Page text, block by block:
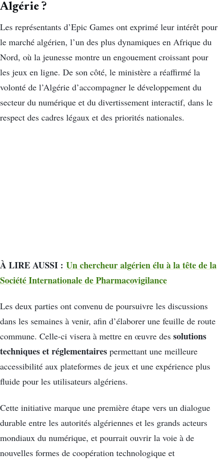
Algérie ?
Les représentants d’Epic Games ont exprimé leur intérêt pour
le marché algérien, l’un des plus dynamiques en Afrique du
Nord, où la jeunesse montre un engouement croissant pour
les jeux en ligne. De son côté, le ministère a réaffirmé la
volonté de l’Algérie d’accompagner le développement du
secteur du numérique et du divertissement interactif, dans le
respect des cadres légaux et des priorités nationales.
À LIRE AUSSI : Un chercheur algérien élu à la tête de la
Société Internationale de Pharmacovigilance
Les deux parties ont convenu de poursuivre les discussions
dans les semaines à venir, afin d’élaborer une feuille de route
commune. Celle-ci visera à mettre en œuvre des solutions
techniques et réglementaires permettant une meilleure
accessibilité aux plateformes de jeux et une expérience plus
fluide pour les utilisateurs algériens.
Cette initiative marque une première étape vers un dialogue
durable entre les autorités algériennes et les grands acteurs
mondiaux du numérique, et pourrait ouvrir la voie à de
nouvelles formes de coopération technologique et